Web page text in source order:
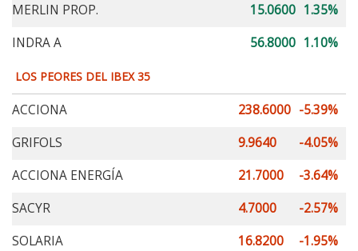
MERLIN PROP.
15.0600 1.35%
INDRA A
56.8000 1.10%
LOS PEORES DEL IBEX 35
ACCIONA 238.6000 -5.39%
GRIFOLS
9.9640
-4.05%
ACCIONA ENERGÍA
21.7000
-3.64%
SACYR
4.7000
-2.57%
SOLARIA
16.8200 -1.95%